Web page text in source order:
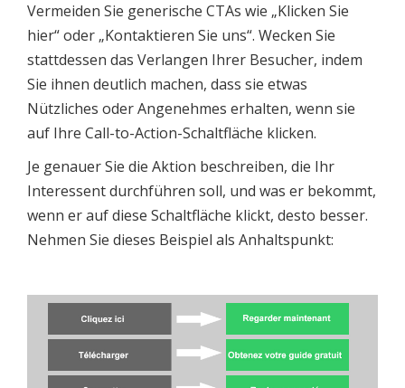
Vermeiden Sie generische CTAs wie „Klicken Sie
hier“ oder „Kontaktieren Sie uns“. Wecken Sie
stattdessen das Verlangen Ihrer Besucher, indem
Sie ihnen deutlich machen, dass sie etwas
Nützliches oder Angenehmes erhalten, wenn sie
auf Ihre Call-to-Action-Schaltfläche klicken.
Je genauer Sie die Aktion beschreiben, die Ihr
Interessent durchführen soll, und was er bekommt,
wenn er auf diese Schaltfläche klickt, desto besser.
Nehmen Sie dieses Beispiel als Anhaltspunkt: